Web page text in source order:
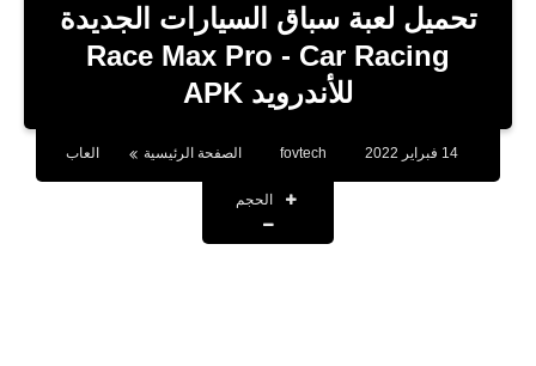
بلوجر
اخبار
برامج كمبيوتر
تحميل لعبة سباق السيارات الجديدة
Race Max Pro - Car Racing
للأندرويد APK
14 فبراير 2022 fovtech الصفحة الرئيسية العاب
الحجم